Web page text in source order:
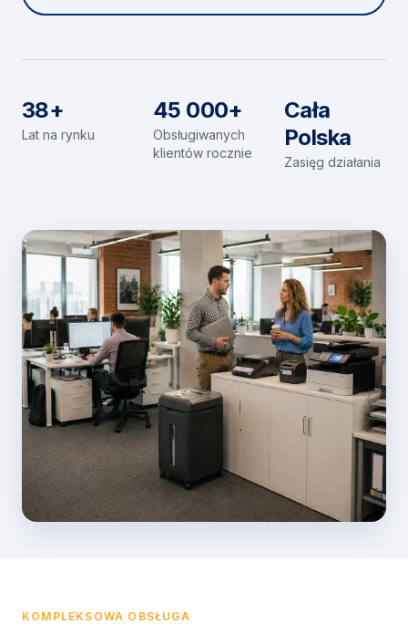
38+
Lat na rynku
45 000+
Obsługiwanych
klientów rocznie
Cała
Polska
Zasięg działania
KOMPLEKSOWA OBSŁUGA